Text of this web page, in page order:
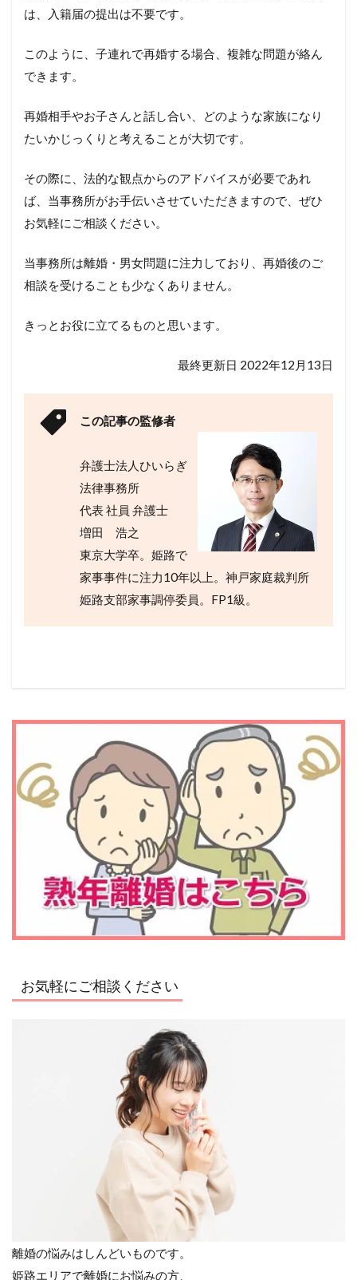
は、入籍届の提出は不要です。
このように、子連れで再婚する場合、複雑な問題が絡ん
できます。
再婚相手やお子さんと話し合い、どのような家族になり
たいかじっくりと考えることが大切です。
その際に、法的な観点からのアドバイスが必要であれ
ば、当事務所がお手伝いさせていただきますので、ぜひ
お気軽にご相談ください。
当事務所は離婚・男女問題に注力しており、再婚後のご
相談を受けることも少なくありません。
きっとお役に立てるものと思います。
最終更新日 2022年12月13日
この記事の監修者
弁護士法人ひいらぎ
法律事務所
代表 社員 弁護士
増田 浩之
東京大学卒。姫路で
家事事件に注力10年以上。神戸家庭裁判所
姫路支部家事調停委員。FP1級。
お気軽にご相談ください
離婚の悩みはしんどいものです。
姫路エリアで離婚にお悩みの方、